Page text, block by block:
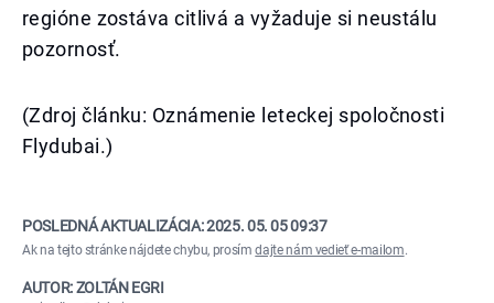
regióne zostáva citlivá a vyžaduje si neustálu
pozornosť.
(Zdroj článku: Oznámenie leteckej spoločnosti
Flydubai.)
POSLEDNÁ AKTUALIZÁCIA:2025. 05. 05 09:37
Ak na tejto stránke nájdete chybu, prosímdajte nám vedieť e-mailom.
AUTOR: ZOLTÁN EGRI